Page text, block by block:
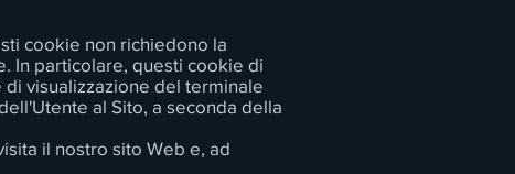
cookie non richiedono la
In particolare, questi cookie di
visualizzazione del terminale
al Sito, a seconda della
il nostro sito Web e, ad